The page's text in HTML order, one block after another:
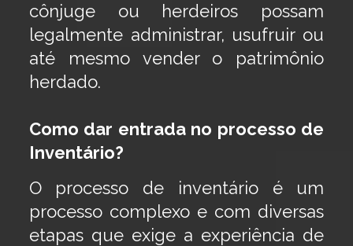
cônjuge ou herdeiros possam
legalmente administrar, usufruir ou
até mesmo vender o patrimônio
herdado.
Como dar entrada no processo de
Inventário?
O processo de inventário é um
processo complexo e com diversas
etapas que exige a experiência de